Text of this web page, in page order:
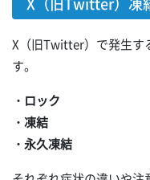
X（旧Twitter）で発生す
す。
・ロック
・凍結
・永久凍結